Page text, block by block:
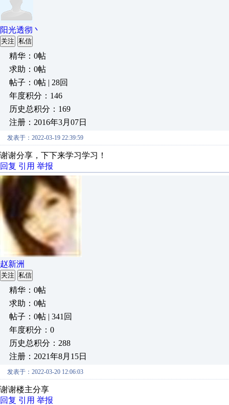
阳光透彻丶
关注 私信
精华：0帖
求助：0帖
帖子：0帖 | 28回
年度积分：146
历史总积分：169
注册：2016年3月07日
发表于：2022-03-19 22:39:59
谢谢分享，下下来学习学习！
回复 引用 举报
赵新洲
关注 私信
精华：0帖
求助：0帖
帖子：0帖 | 341回
年度积分：0
历史总积分：288
注册：2021年8月15日
发表于：2022-03-20 12:06:03
谢谢楼主分享
回复 引用 举报